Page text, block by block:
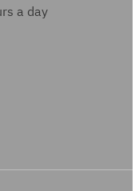
a day